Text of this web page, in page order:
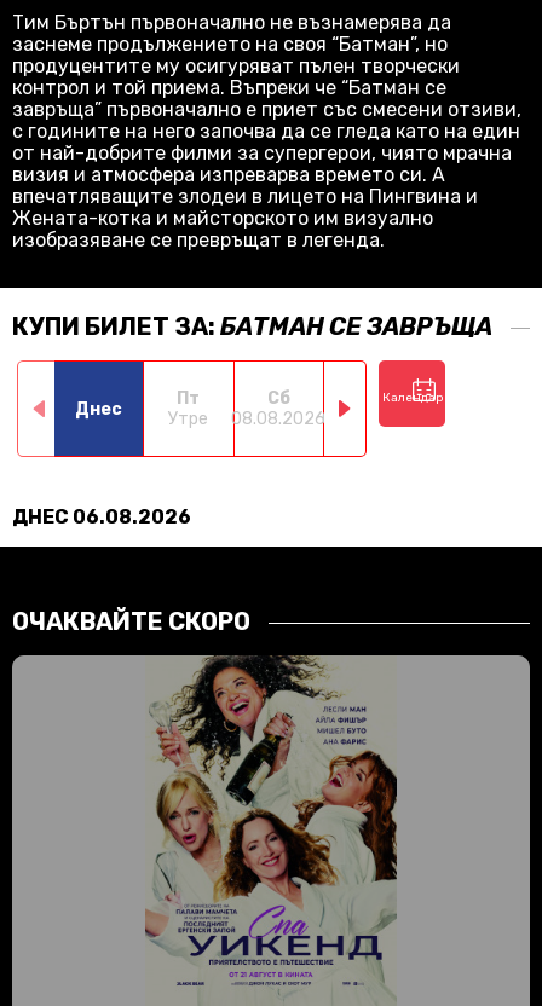
Тим Бъртън първоначално не възнамерява да
заснеме продължението на своя “Батман”, но
продуцентите му осигуряват пълен творчески
контрол и той приема. Въпреки че “Батман се
завръща” първоначално е приет със смесени отзиви,
с годините на него започва да се гледа като на един
от най-добрите филми за супергерои, чиято мрачна
визия и атмосфера изпреварва времето си. А
впечатляващите злодеи в лицето на Пингвина и
Жената-котка и майсторското им визуално
изобразяване се превръщат в легенда.
КУПИ БИЛЕТ ЗА: БАТМАН СЕ ЗАВРЪЩА
Днес
Пт
Утре
Сб
08.08.202609.08.2026
10.08.2026
Календар
ДНЕС 06.08.2026
ОЧАКВАЙТЕ СКОРО